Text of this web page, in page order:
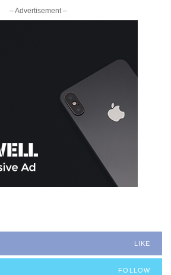
– Advertisement –
LIKE
FOLLOW